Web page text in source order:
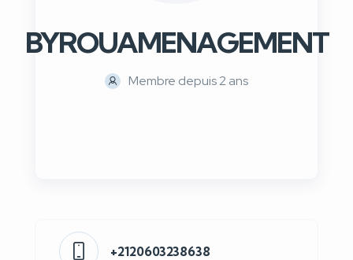
BYROUAMENAGEMENT
Membre depuis 2 ans
+2120603238638